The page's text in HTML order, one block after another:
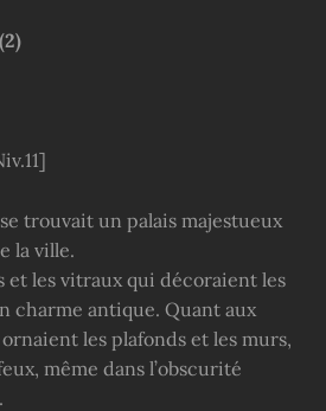
(2)
trouvait un palais majestueux
la ville.
et les vitraux qui décoraient les
charme antique. Quant aux
les plafonds et les murs,
même dans l’obscurité